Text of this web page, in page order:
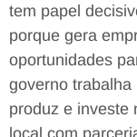
tem papel
porque gera
oportunidades
governo
produz e investe
local com